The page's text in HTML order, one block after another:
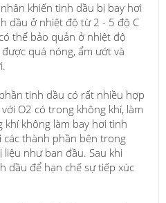
khiến tinh dầu bị bay hơi
dầu ở nhiệt độ từ 2 - 5 độ C
thể bảo quản ở nhiệt độ
quá nóng, ẩm ướt và
tinh dầu có rất nhiều hợp
O2 có trong không khí, làm
không làm bay hơi tinh
các thành phần bên trong
như ban đầu. Sau khi
dầu để hạn chế sự tiếp xúc